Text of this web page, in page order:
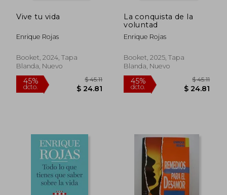
Vive tu vida
Enrique Rojas
Booket, 2024, Tapa
Blanda, Nuevo
La conquista de la
voluntad
Enrique Rojas
Booket, 2025, Tapa
Blanda, Nuevo